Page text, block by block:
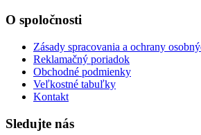
O spoločnosti
Zásady spracovania a ochrany
Reklamačný poriadok
Obchodné podmienky
Veľkostné tabuľky
Kontakt
Sledujte nás